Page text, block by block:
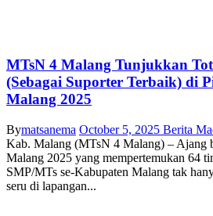
MTsN 4 Malang Tunjukkan
(Sebagai Suporter Terbaik) di
Malang 2025
Bymatsanema October 5, 2025 Berita
Kab. Malang (MTsN 4 Malang) – Ajang
Malang 2025 yang mempertemukan 64
SMP/MTs se-Kabupaten Malang tak
seru di lapangan...